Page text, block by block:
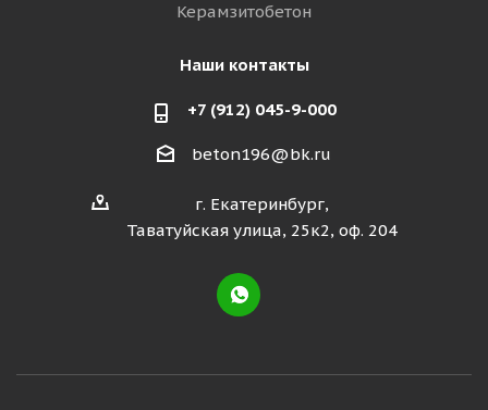
Керамзитобетон
Наши контакты
+7 (912) 045-9-000
beton196@bk.ru
г. Екатеринбург,
Таватуйская улица, 25к2, оф. 204